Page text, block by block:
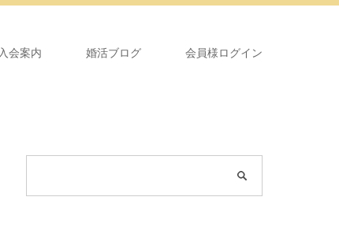
入会案内 婚活ブログ 会員様ログイン